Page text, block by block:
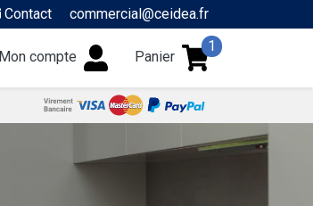
Contact commercial@ceidea.fr
Mon compte Panier
1